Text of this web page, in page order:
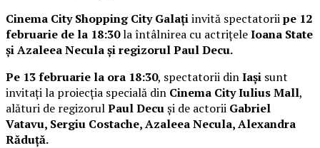
Cinema City Shopping City Galațiinvită spectatoriipe 12
februarie de la 18:30la întâlnirea cu actrițeleIoana State
și Azaleea Necula și regizorul Paul Decu.
Pe 13 februarie la ora 18:30, spectatorii dinIași sunt
invitați la proiecția specială din Cinema City Iulius Mall,
alături de regizorulPaul Decuși de actorii Gabriel
Vatavu, Sergiu Costache, Azaleea Necula, Alexandra
Răduță.